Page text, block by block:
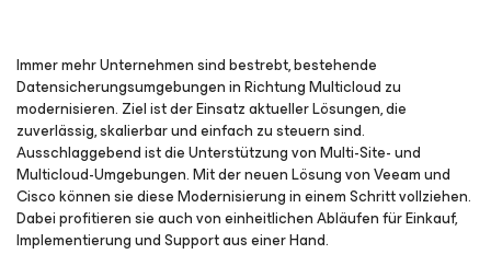
Immer mehr Unternehmen sind bestrebt, bestehende
Datensicherungsumgebungen in Richtung Multicloud zu
modernisieren. Ziel ist der Einsatz aktueller Lösungen, die
zuverlässig, skalierbar und einfach zu steuern sind.
Ausschlaggebend ist die Unterstützung von Multi-Site- und
Multicloud-Umgebungen. Mit der neuen Lösung von Veeam und
Cisco können sie diese Modernisierung in einem Schritt vollziehen.
Dabei profitieren sie auch von einheitlichen Abläufen für Einkauf,
Implementierung und Support aus einer Hand.